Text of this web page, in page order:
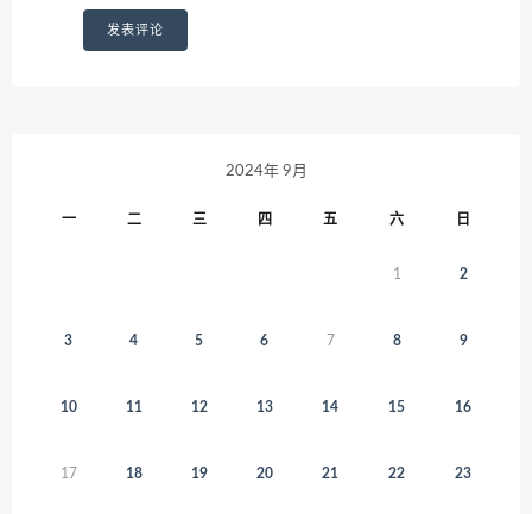
2024年 9月
一 二 三 四 五 六 日
1 2
3 4 5 6 7 8 9
10 11 12 13 14 15 16
17 18 19 20 21 22 23